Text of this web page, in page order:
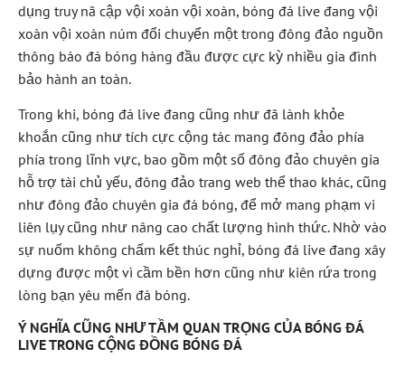
dụng truy nã cập vội xoàn vội xoàn, bóng đá live đang vội
xoàn vội xoàn núm đổi chuyển một trong đông đảo nguồn
thông báo đá bóng hàng đầu được cực kỳ nhiều gia đình
bảo hành an toàn.
Trong khi, bóng đá live đang cũng như đã lành khỏe
khoắn cũng như tích cực cộng tác mang đông đảo phía
phía trong lĩnh vực, bao gồm một số đông đảo chuyên gia
hỗ trợ tài chủ yếu, đông đảo trang web thể thao khác, cũng
như đông đảo chuyên gia đá bóng, để mở mang phạm vi
liên lụy cũng như nâng cao chất lượng hình thức. Nhờ vào
sự nuốm không chấm kết thúc nghỉ, bóng đá live đang xây
dựng được một vì cầm bền hơn cũng như kiên rứa trong
lòng bạn yêu mến đá bóng.
Ý NGHĨA CŨNG NHƯ TẦM QUAN TRỌNG CỦA BÓNG ĐÁ
LIVE TRONG CỘNG ĐỒNG BÓNG ĐÁ